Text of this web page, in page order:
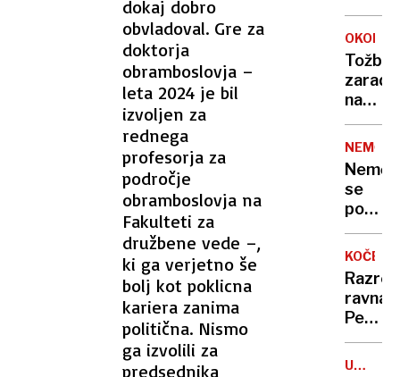
dokaj dobro
obvladoval. Gre za
doktorja
obramboslovja –
leta 2024 je bil
izvoljen za
rednega
profesorja za
področje
obramboslovja na
Fakulteti za
družbene vede –,
ki ga verjetno še
bolj kot poklicna
kariera zanima
politična. Nismo
ga izvolili za
predsednika
sina
Arsena
OKOLJE
Tožba
zaradi
v
Zalogu
se
KOČEVJE
Pečan
vztraja
pri